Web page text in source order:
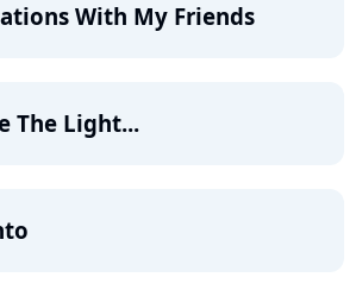
With My Friends
The Light...